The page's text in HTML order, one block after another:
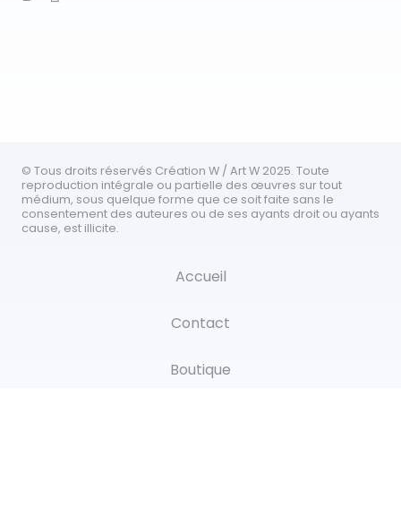
© Tous droits réservés Création W / Art W 2025. Toute
reproduction intégrale ou partielle des œuvres sur tout
médium, sous quelque forme que ce soit faite sans le
consentement des auteures ou de ses ayants droit ou ayants
cause, est illicite.
Accueil
Contact
Boutique